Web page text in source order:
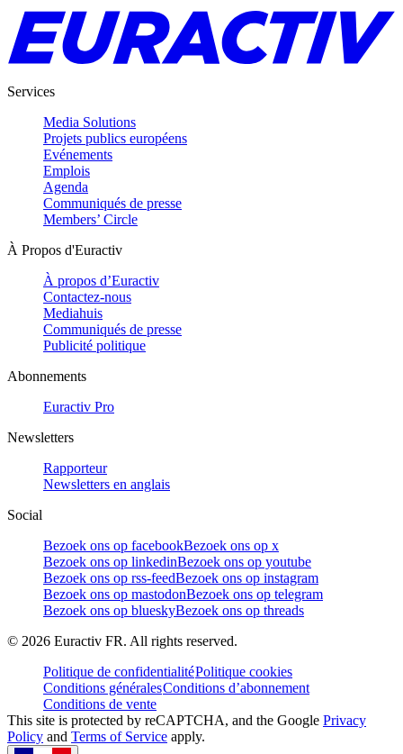
Services
Media Solutions
Projets publics européens
Evénements
Emplois
Agenda
Communiqués de presse
Members’ Circle
À Propos d'Euractiv
À propos d’Euractiv
Contactez-nous
Mediahuis
Communiqués de presse
Publicité politique
Abonnements
Euractiv Pro
Newsletters
Rapporteur
Newsletters en anglais
Social
Bezoek ons op facebookBezoek ons op x
Bezoek ons op linkedinBezoek ons op youtube
Bezoek ons op rss-feedBezoek ons op instagram
Bezoek ons op mastodonBezoek ons op telegram
Bezoek ons op blueskyBezoek ons op threads
© 2026 Euractiv FR. All rights reserved.
Politique de confidentialitéPolitique cookies
Conditions généralesConditions d’abonnement
Conditions de vente
This site is protected by reCAPTCHA, and the Google Privacy
Policy and Terms of Service apply.